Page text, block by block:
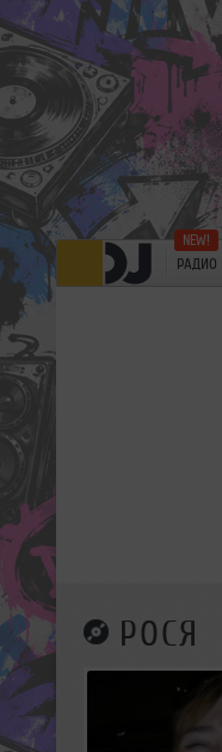
РАДИО
РОСЯ